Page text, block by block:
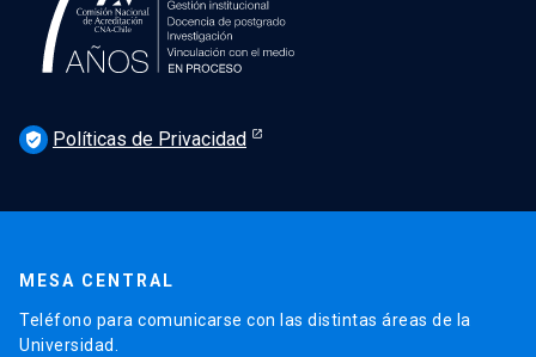
verified_user Políticas de Privacidad
MESA CENTRAL
Teléfono para comunicarse con las distintas áreas de la
Universidad.